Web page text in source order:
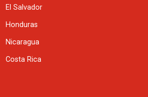
El Salvador
Honduras
Nicaragua
Costa Rica